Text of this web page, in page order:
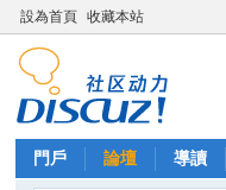
設為首頁 收藏本站
門戶 論壇 導讀